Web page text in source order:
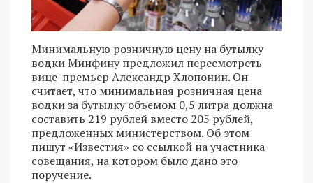
Минимальную розничную цену на бутылку
водки Минфину предложил пересмотреть
вице-премьер Александр Хлопонин. Он
считает, что минимальная розничная цена
водки за бутылку объемом 0,5 литра должна
составить 219 рублей вместо 205 рублей,
предложенных министерством. Об этом
пишут «Известия» со ссылкой на участника
совещания, на котором было дано это
поручение.